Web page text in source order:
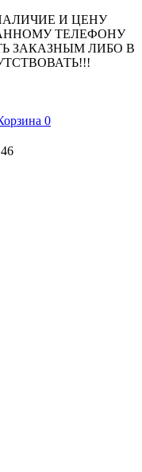
И ЦЕНУ
ТЕЛЕФОНУ
ЗАКАЗНЫМ ЛИБО В
0